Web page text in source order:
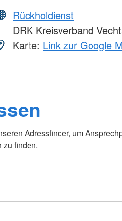
Rückholdienst
DRK Kreisverband
Karte: Link zur Google
Adressfinder, um
zu finden.